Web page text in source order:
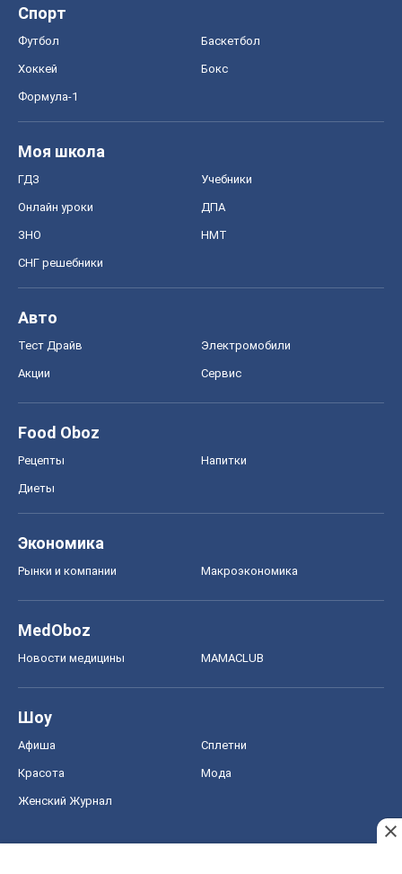
Спорт
Футбол Баскетбол
Хоккей Бокс
Формула-1
Моя школа
ГДЗ Учебники
Онлайн уроки ДПА
ЗНО НМТ
СНГ решебники
Авто
Тест Драйв Электромобили
Акции Сервис
Food Oboz
Рецепты Напитки
Диеты
Экономика
Рынки и компании Mакроэкономика
MedOboz
Новости медицины MAMACLUB
Шоу
Афиша Сплетни
Красота Мода
Женский Журнал